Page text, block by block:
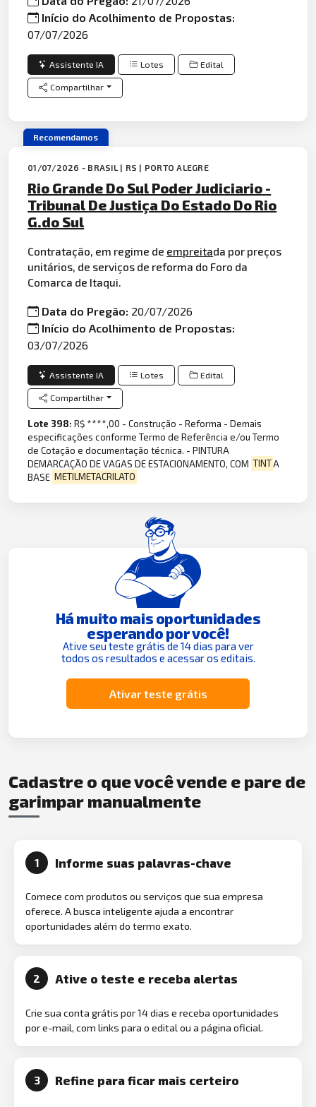
Início do Acolhimento de Propostas:
07/07/2026
Assistente IA Lotes Edital
Compartilhar
Recomendamos
01/07/2026 - BRASIL | RS | PORTO ALEGRE
Rio Grande Do Sul Poder Judiciario -
Tribunal De Justiça Do Estado Do Rio
G.do Sul
Contratação, em regime de empreitada por preços
unitários, de serviços de reforma do Foro da
Comarca de Itaqui.
Data do Pregão: 20/07/2026
Início do Acolhimento de Propostas:
03/07/2026
Assistente IA Lotes Edital
Compartilhar
Lote 398:R$ ****,00 - Construção - Reforma - Demais
especificações conforme Termo de Referência e/ou Termo
de Cotação e documentação técnica. - PINTURA
DEMARCAÇÃO DE VAGAS DE ESTACIONAMENTO, COM TINTA
BASE METILMETACRILATO
Há muito mais oportunidades
esperando por você!
Ative seu teste grátis de 14 dias para ver
todos os resultados e acessar os editais.
Ativar teste grátis
Cadastre o que você vende e pare de
garimpar manualmente
1 Informe suas palavras-chave
Comece com produtos ou serviços que sua empresa
oferece. A busca inteligente ajuda a encontrar
oportunidades além do termo exato.
2 Ative o teste e receba alertas
Crie sua conta grátis por 14 dias e receba oportunidades
por e-mail, com links para o edital ou a página oficial.
3 Refine para ficar mais certeiro